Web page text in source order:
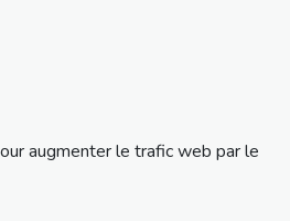
augmenter le trafic web par le